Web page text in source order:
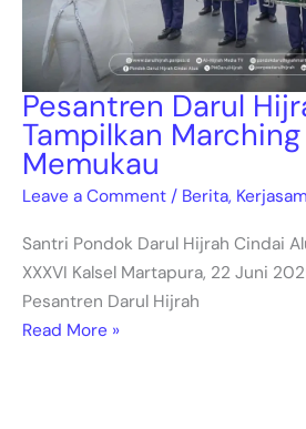
Pesantren Darul
Tampilkan
Memukau
Leave a Comment / Berita,
Santri Pondok Darul Hijrah Cindai
XXXVI Kalsel Martapura, 22 Juni
Pesantren Darul Hijrah
Read More »